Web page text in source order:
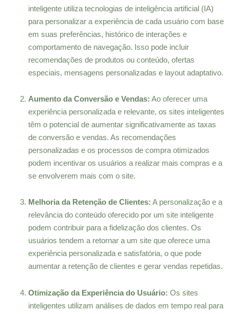
inteligente utiliza tecnologias de inteligência artificial (IA)
para personalizar a experiência de cada usuário com base
em suas preferências, histórico de interações e
comportamento de navegação. Isso pode incluir
recomendações de produtos ou conteúdo, ofertas
especiais, mensagens personalizadas e layout adaptativo.
Aumento da Conversão e Vendas: Ao oferecer uma
experiência personalizada e relevante, os sites inteligentes
têm o potencial de aumentar significativamente as taxas
de conversão e vendas. As recomendações
personalizadas e os processos de compra otimizados
podem incentivar os usuários a realizar mais compras e a
se envolverem mais com o site.
Melhoria da Retenção de Clientes: A personalização e a
relevância do conteúdo oferecido por um site inteligente
podem contribuir para a fidelização dos clientes. Os
usuários tendem a retornar a um site que oferece uma
experiência personalizada e satisfatória, o que pode
aumentar a retenção de clientes e gerar vendas repetidas.
Otimização da Experiência do Usuário: Os sites
inteligentes utilizam análises de dados em tempo real para